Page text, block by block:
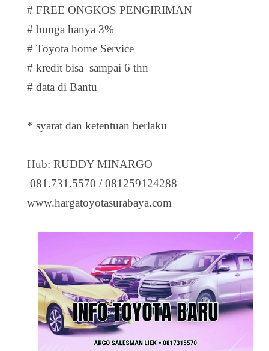
# FREE ONGKOS PENGIRIMAN
# bunga hanya 3%
# Toyota home Service
# kredit bisa sampai 6 thn
# data di Bantu
* syarat dan ketentuan berlaku
Hub: RUDDY MINARGO
081.731.5570 / 081259124288
www.hargatoyotasurabaya.com